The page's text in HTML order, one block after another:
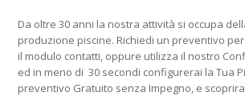
Da oltre 30 anni la nostra attività si occupa
produzione piscine. Richiedi un preventivo
il modulo contatti, oppure utilizza il nostro
ed in meno di 30 secondi configurerai la Tua
preventivo Gratuito senza Impegno, e